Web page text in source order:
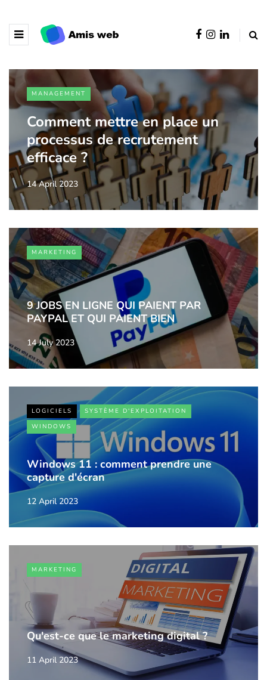
MANAGEMENT
Comment mettre en place un
processus de recrutement
efficace ?
14 April 2023
MARKETING
9 JOBS EN LIGNE QUI PAIENT PAR
PAYPAL ET QUI PAIENT BIEN
14 July 2023
LOGICIELS
SYSTÈME D'EXPLOITATION
WINDOWS
Windows 11 : comment prendre une
capture d'écran
12 April 2023
MARKETING
Qu'est-ce que le marketing digital ?
11 April 2023